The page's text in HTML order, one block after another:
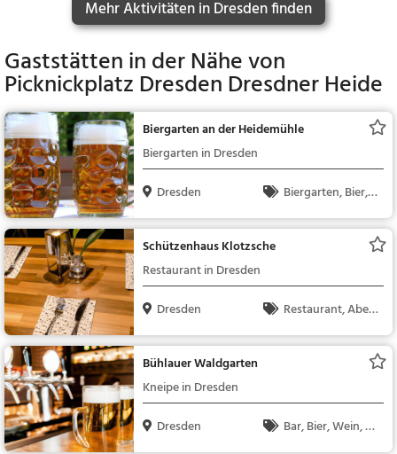
Mehr Aktivitäten in Dresden finden
Gaststätten in der Nähe von
Picknickplatz Dresden Dresdner Heide
Biergarten an der Heidemühle
Biergarten in Dresden
Dresden
Biergarten, Bier, S
utsch, Mittagessen, R
egionalküche
Schützenhaus Klotzsche
Restaurant in Dresden
Dresden
Restaurant, Aben
Bühlauer Waldgarten
Kneipe in Dresden
Dresden
Bar, Bier, Wein, Sn